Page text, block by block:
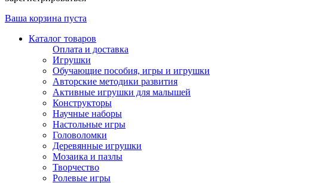
Ваша корзина пуста
Каталог товаров
Оплата и доставка
Игрушки
Обучающие пособия, игры и игрушки
Авторские методики развития
Активные игрушки для малышей
Конструкторы
Научные наборы
Настольные игры
Головоломки
Деревянные игрушки
Мозаика и пазлы
Творчество
Ролевые игры